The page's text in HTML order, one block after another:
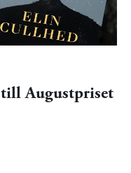
Augustpriset